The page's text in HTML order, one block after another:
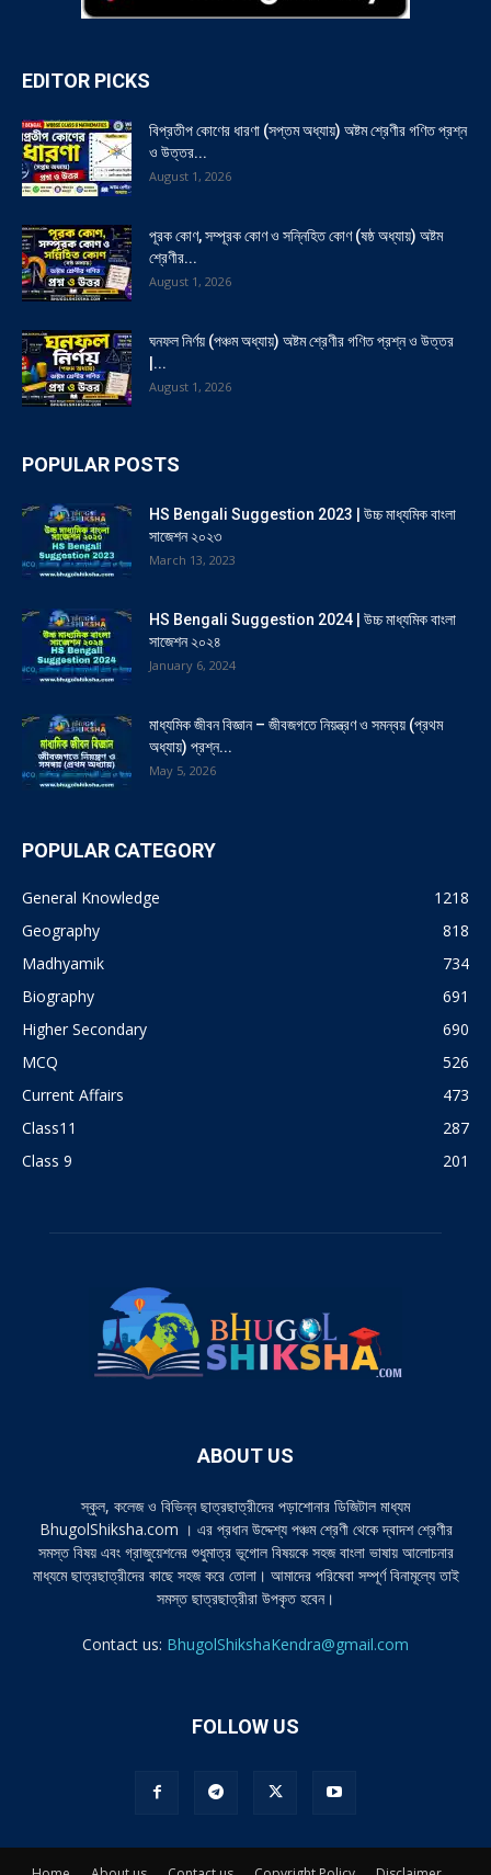
EDITOR PICKS
বিপ্রতীপ কোণের ধারণা (সপ্তম অধ্যায়) অষ্টম শ্রেণীর গণিত প্রশ্ন
ও উত্তর...
August 1, 2026
পূরক কোণ, সম্পূরক কোণ ও সন্নিহিত কোণ (ষষ্ঠ অধ্যায়) অষ্টম
শ্রেণীর...
August 1, 2026
ঘনফল নির্ণয় (পঞ্চম অধ্যায়) অষ্টম শ্রেণীর গণিত প্রশ্ন ও উত্তর
|...
August 1, 2026
POPULAR POSTS
HS Bengali Suggestion 2023 | উচ্চ মাধ্যমিক বাংলা
সাজেশন ২০২৩
March 13, 2023
HS Bengali Suggestion 2024 | উচ্চ মাধ্যমিক বাংলা
সাজেশন ২০২৪
January 6, 2024
মাধ্যমিক জীবন বিজ্ঞান – জীবজগতে নিয়ন্ত্রণ ও সমন্বয় (প্রথম
অধ্যায়) প্রশ্ন...
May 5, 2026
POPULAR CATEGORY
General Knowledge
1218
Geography
818
Madhyamik
734
Biography
691
Higher Secondary
690
MCQ
526
Current Affairs
473
Class11
287
Class 9
201
ABOUT US
স্কুল, কলেজ ও বিভিন্ন ছাত্রছাত্রীদের পড়াশোনার ডিজিটাল মাধ্যম
BhugolShiksha.com । এর প্রধান উদ্দেশ্য পঞ্চম শ্রেণী থেকে দ্বাদশ শ্রেণীর
সমস্ত বিষয় এবং গ্রাজুয়েশনের শুধুমাত্র ভূগোল বিষয়কে সহজ বাংলা ভাষায় আলোচনার
মাধ্যমে ছাত্রছাত্রীদের কাছে সহজ করে তোলা। আমাদের পরিষেবা সম্পূর্ণ বিনামূল্যে তাই
সমস্ত ছাত্রছাত্রীরা উপকৃত হবেন।
Contact us: BhugolShikshaKendra@gmail.com
FOLLOW US